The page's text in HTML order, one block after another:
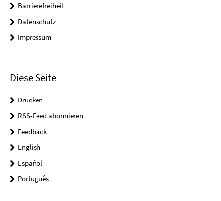
Barrierefreiheit
Datenschutz
Impressum
Diese Seite
Drucken
RSS-Feed abonnieren
Feedback
English
Español
Português